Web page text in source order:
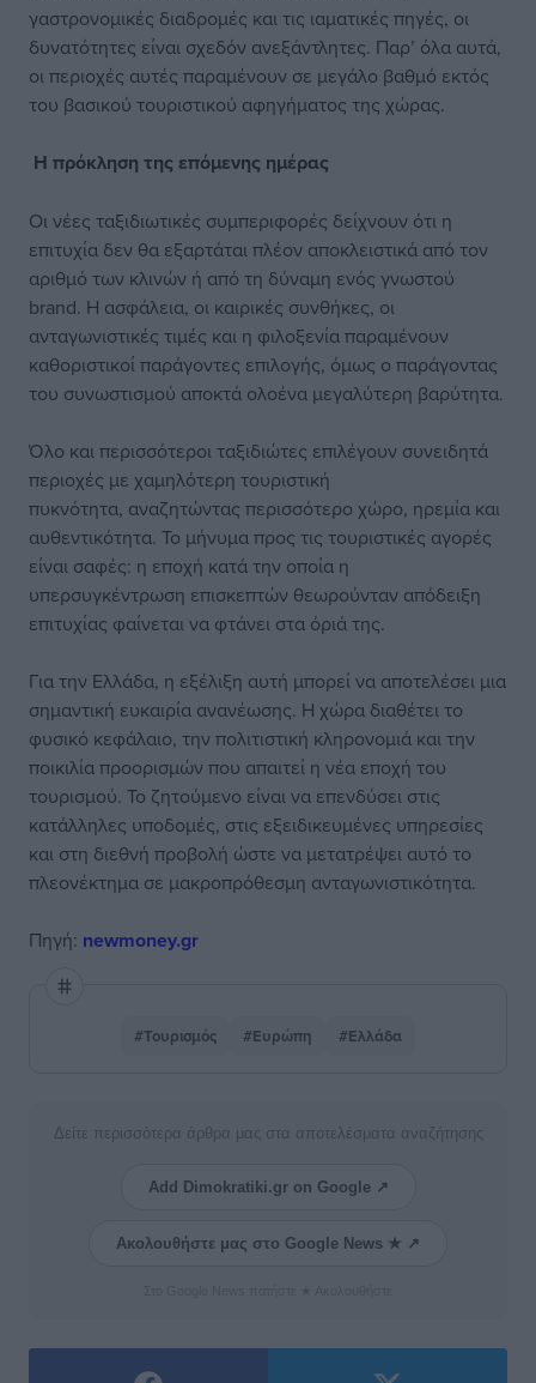
γαστρονομικές διαδρομές και τις ιαματικές πηγές, οι
δυνατότητες είναι σχεδόν ανεξάντλητες. Παρ’ όλα αυτά,
οι περιοχές αυτές παραμένουν σε μεγάλο βαθμό εκτός
του βασικού τουριστικού αφηγήματος της χώρας.
Η πρόκληση της επόμενης ημέρας
Οι νέες ταξιδιωτικές συμπεριφορές δείχνουν ότι η
επιτυχία δεν θα εξαρτάται πλέον αποκλειστικά από τον
αριθμό των κλινών ή από τη δύναμη ενός γνωστού
brand. Η ασφάλεια, οι καιρικές συνθήκες, οι
ανταγωνιστικές τιμές και η φιλοξενία παραμένουν
καθοριστικοί παράγοντες επιλογής, όμως ο παράγοντας
του συνωστισμού αποκτά ολοένα μεγαλύτερη βαρύτητα.
Όλο και περισσότεροι ταξιδιώτες επιλέγουν συνειδητά
περιοχές με χαμηλότερη τουριστική
πυκνότητα, αναζητώντας περισσότερο χώρο, ηρεμία και
αυθεντικότητα. Το μήνυμα προς τις τουριστικές αγορές
είναι σαφές: η εποχή κατά την οποία η
υπερσυγκέντρωση επισκεπτών θεωρούνταν απόδειξη
επιτυχίας φαίνεται να φτάνει στα όριά της.
Για την Ελλάδα, η εξέλιξη αυτή μπορεί να αποτελέσει μια
σημαντική ευκαιρία ανανέωσης. Η χώρα διαθέτει το
φυσικό κεφάλαιο, την πολιτιστική κληρονομιά και την
ποικιλία προορισμών που απαιτεί η νέα εποχή του
τουρισμού. Το ζητούμενο είναι να επενδύσει στις
κατάλληλες υποδομές, στις εξειδικευμένες υπηρεσίες
και στη διεθνή προβολή ώστε να μετατρέψει αυτό το
πλεονέκτημα σε μακροπρόθεσμη ανταγωνιστικότητα.
Πηγή: newmoney.gr
#Τουρισμός #Ευρώπη #Ελλάδα
Δείτε περισσότερα άρθρα μας στα αποτελέσματα αναζήτησης
Add Dimokratiki.gr on Google ↗
Ακολουθήστε μας στο Google News ★ ↗